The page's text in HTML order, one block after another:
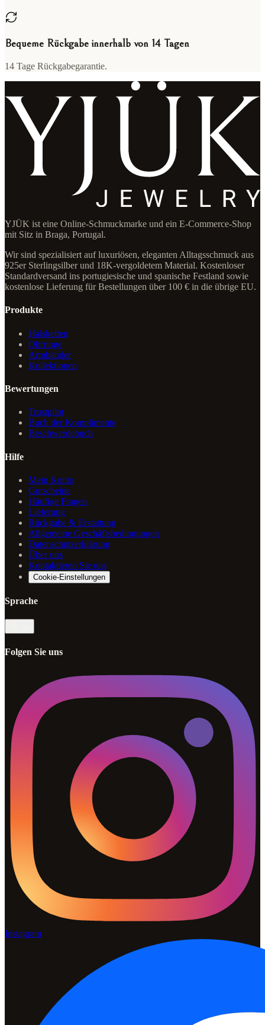
Bequeme Rückgabe innerhalb von 14 Tagen
14 Tage Rückgabegarantie.
YJÜK ist eine Online-Schmuckmarke und ein E-Commerce-Shop
mit Sitz in Braga, Portugal.
Wir sind spezialisiert auf luxuriösen, eleganten Alltagsschmuck aus
925er Sterlingsilber und 18K-vergoldetem Material. Kostenloser
Standardversand ins portugiesische und spanische Festland sowie
kostenlose Lieferung für Bestellungen über 100 € in die übrige EU.
Produkte
Halsketten
Ohrringe
Armbänder
Kollektionen
Bewertungen
Trustpilot
Buch der Komplimente
Beschwerdebuch
Hilfe
Mein Konto
Gutscheine
Häufige Fragen
Lieferung
Rückgabe & Erstattung
Allgemeine Geschäftsbedingungen
Datenschutzerklärung
Über uns
Kontaktieren Sie uns
Cookie-Einstellungen
Sprache
Folgen Sie uns
Instagram